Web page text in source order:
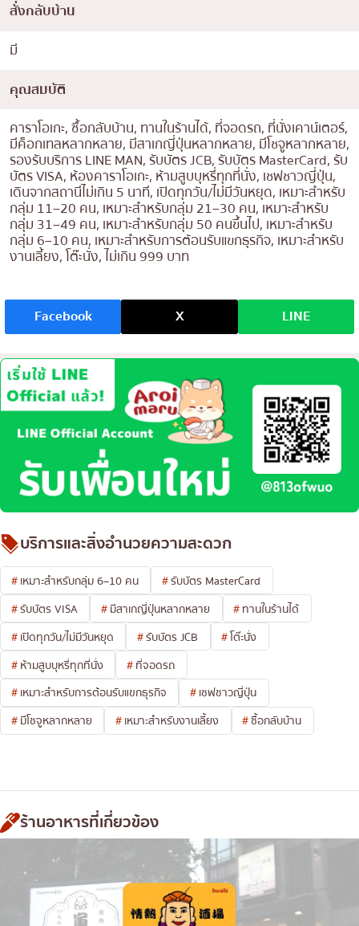
สั่งกลับบ้าน
มี
คุณสมบัติ
คาราโอเกะ, ซื้อกลับบ้าน, ทานในร้านได้, ที่จอดรถ, ที่นั่งเคาน์เตอร์,
มีค็อกเทลหลากหลาย, มีสาเกญี่ปุ่นหลากหลาย, มีโชจูหลากหลาย,
รองรับบริการ LINE MAN, รับบัตร JCB, รับบัตร MasterCard, รับ
บัตร VISA, ห้องคาราโอเกะ, ห้ามสูบบุหรี่ทุกที่นั่ง, เชฟชาวญี่ปุ่น,
เดินจากสถานีไม่เกิน 5 นาที, เปิดทุกวัน/ไม่มีวันหยุด, เหมาะสำหรับ
กลุ่ม 11–20 คน, เหมาะสำหรับกลุ่ม 21–30 คน, เหมาะสำหรับ
กลุ่ม 31–49 คน, เหมาะสำหรับกลุ่ม 50 คนขึ้นไป, เหมาะสำหรับ
กลุ่ม 6–10 คน, เหมาะสำหรับการต้อนรับแขกธุรกิจ, เหมาะสำหรับ
งานเลี้ยง, โต๊ะนั่ง, ไม่เกิน 999 บาท
Facebook X LINE
บริการและสิ่งอำนวยความสะดวก
เหมาะสำหรับกลุ่ม 6–10 คน
รับบัตร MasterCard
รับบัตร VISA
มีสาเกญี่ปุ่นหลากหลาย
ทานในร้านได้
เปิดทุกวัน/ไม่มีวันหยุด
รับบัตร JCB
โต๊ะนั่ง
ห้ามสูบบุหรี่ทุกที่นั่ง
ที่จอดรถ
เหมาะสำหรับการต้อนรับแขกธุรกิจ
เชฟชาวญี่ปุ่น
มีโชจูหลากหลาย
เหมาะสำหรับงานเลี้ยง ซื้อกลับบ้าน
ร้านอาหารที่เกี่ยวข้อง